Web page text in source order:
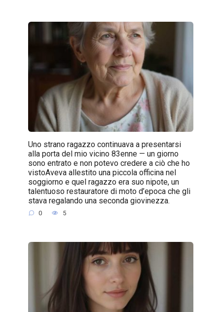
Uno strano ragazzo continuava a presentarsi
alla porta del mio vicino 83enne — un giorno
sono entrato e non potevo credere a ciò che ho
vistoAveva allestito una piccola officina nel
soggiorno e quel ragazzo era suo nipote, un
talentuoso restauratore di moto d’epoca che gli
stava regalando una seconda giovinezza.
0 5